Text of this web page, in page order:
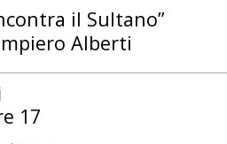
il Sultano”
Alberti
17